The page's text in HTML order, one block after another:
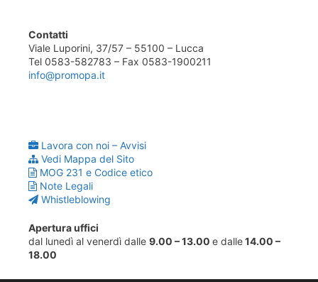
Contatti
Viale Luporini, 37/57 – 55100 – Lucca
Tel 0583-582783 – Fax 0583-1900211
info@promopa.it
Lavora con noi – Avvisi
Vedi Mappa del Sito
MOG 231 e Codice etico
Note Legali
Whistleblowing
Apertura uffici
dal lunedì al venerdì dalle 9.00 – 13.00 e dalle14.00 –
18.00